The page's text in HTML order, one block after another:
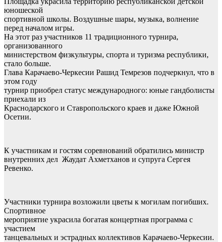
юношеской
спортивной школы. Воздушные шары, музыка, волнение
перед началом игры.
На этот раз участников 11 традиционного турнира,
организованного
министерством физкультуры, спорта и туризма республики,
стало больше.
Глава Карачаево-Черкесии Рашид Темрезов подчеркнул, что в
этом году
турнир приобрел статус международного: юные гандболисты
приехали из
Краснодарского и Ставропольского краев и даже Южной
Осетии.
К участникам и гостям соревнований обратились министр
внутренних дел Жаудат Ахметханов и супруга Сергея
Ревенко.
Участники турнира возложили цветы к могилам погибших.
Спортивное
мероприятие украсила богатая концертная программа с
участием
танцевальных и эстрадных коллективов Карачаево-Черкесии.